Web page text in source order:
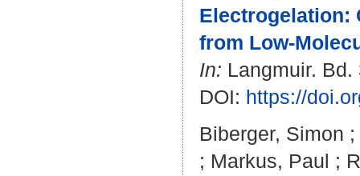
Electrogelation:
from Low-
In: Langmuir.
DOI: https://
Biberger, Simon ;
; Markus, Paul ;